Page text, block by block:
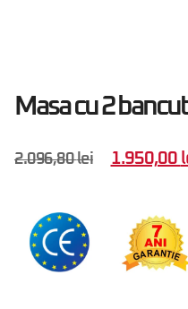
Masa cu 2
2.096,80lei 1.950,00